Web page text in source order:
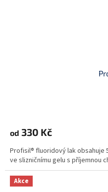
od 330 Kč
Profisil® fluoridový lak obsahuje
ve slizničnímu gelu s příjemnou
Akce